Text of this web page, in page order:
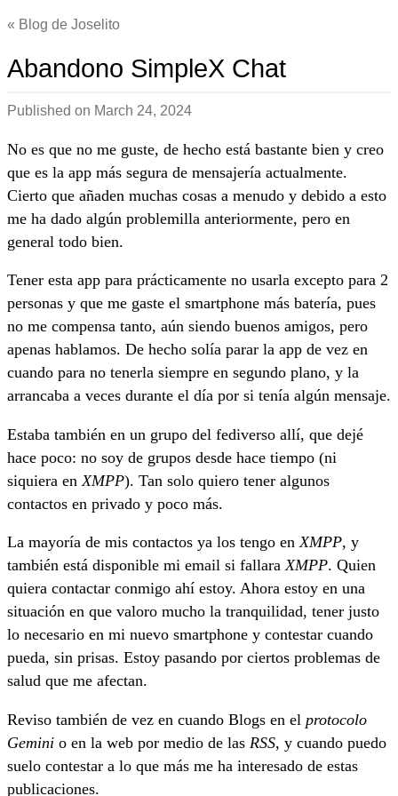
Blog de Joselito
Abandono SimpleX Chat
Published on March 24, 2024
No es que no me guste, de hecho está bastante bien y creo
que es la app más segura de mensajería actualmente.
Cierto que añaden muchas cosas a menudo y debido a esto
me ha dado algún problemilla anteriormente, pero en
general todo bien.
Tener esta app para prácticamente no usarla excepto para 2
personas y que me gaste el smartphone más batería, pues
no me compensa tanto, aún siendo buenos amigos, pero
apenas hablamos. De hecho solía parar la app de vez en
cuando para no tenerla siempre en segundo plano, y la
arrancaba a veces durante el día por si tenía algún mensaje.
Estaba también en un grupo del fediverso allí, que dejé
hace poco: no soy de grupos desde hace tiempo (ni
siquiera en XMPP). Tan solo quiero tener algunos
contactos en privado y poco más.
La mayoría de mis contactos ya los tengo enXMPP, y
también está disponible mi email si fallaraXMPP. Quien
quiera contactar conmigo ahí estoy. Ahora estoy en una
situación en que valoro mucho la tranquilidad, tener justo
lo necesario en mi nuevo smartphone y contestar cuando
pueda, sin prisas. Estoy pasando por ciertos problemas de
salud que me afectan.
Reviso también de vez en cuando Blogs en el protocolo
Gemini o en la web por medio de las RSS, y cuando puedo
suelo contestar a lo que más me ha interesado de estas
publicaciones.